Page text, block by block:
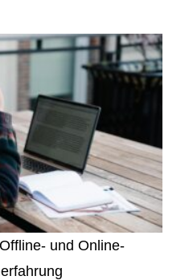
und Online-